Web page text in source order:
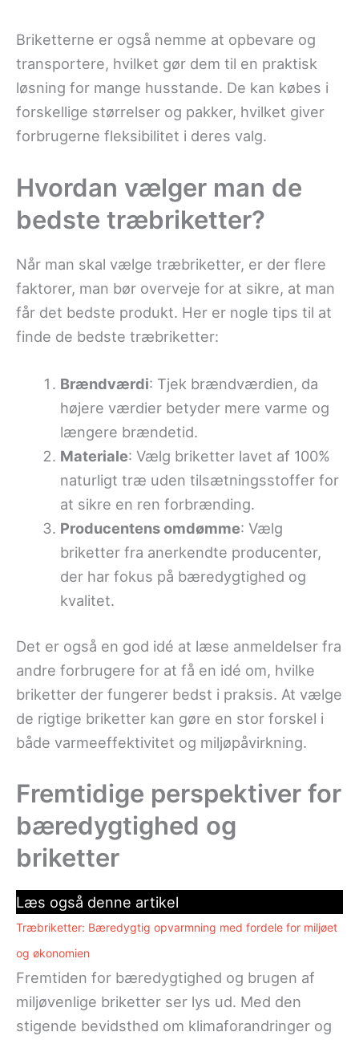
Briketterne er også nemme at opbevare og
transportere, hvilket gør dem til en praktisk
løsning for mange husstande. De kan købes i
forskellige størrelser og pakker, hvilket giver
forbrugerne fleksibilitet i deres valg.
Hvordan vælger man de
bedste træbriketter?
Når man skal vælge træbriketter, er der flere
faktorer, man bør overveje for at sikre, at man
får det bedste produkt. Her er nogle tips til at
finde de bedste træbriketter:
Brændværdi: Tjek brændværdien, da
højere værdier betyder mere varme og
længere brændetid.
Materiale: Vælg briketter lavet af 100%
naturligt træ uden tilsætningsstoffer for
at sikre en ren forbrænding.
Producentens omdømme: Vælg
briketter fra anerkendte producenter,
der har fokus på bæredygtighed og
kvalitet.
Det er også en god idé at læse anmeldelser fra
andre forbrugere for at få en idé om, hvilke
briketter der fungerer bedst i praksis. At vælge
de rigtige briketter kan gøre en stor forskel i
både varmeeffektivitet og miljøpåvirkning.
Fremtidige perspektiver for
bæredygtighed og
briketter
Læs også denne artikel
Træbriketter: Bæredygtig opvarmning med fordele for miljøet
og økonomien
Fremtiden for bæredygtighed og brugen af
miljøvenlige briketter ser lys ud. Med den
stigende bevidsthed om klimaforandringer og